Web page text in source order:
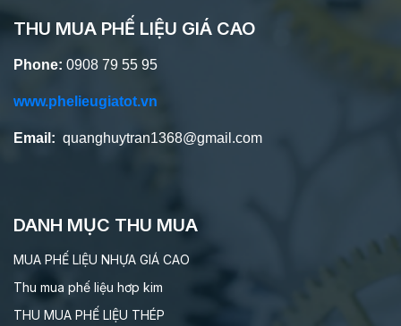
THU MUA PHẾ LIỆU GIÁ CAO
Phone: 0908 79 55 95
www.phelieugiatot.vn
Email: quanghuytran1368@gmail.com
DANH MỤC THU MUA
MUA PHẾ LIỆU NHỰA GIÁ CAO
Thu mua phế liệu hơp kim
THU MUA PHẾ LIỆU THÉP